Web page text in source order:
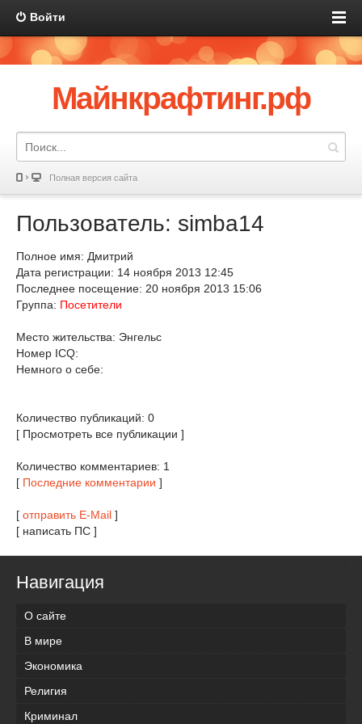
Войти
Майнкрафтинг.рф
Полная версия сайта
Пользователь: simba14
Полное имя: Дмитрий
Дата регистрации: 14 ноября 2013 12:45
Последнее посещение: 20 ноября 2013 15:06
Группа: Посетители
Место жительства: Энгельс
Номер ICQ:
Немного о себе:
Количество публикаций: 0
[ Просмотреть все публикации ]
Количество комментариев: 1
[ Последние комментарии ]
[ отправить E-Mail ]
[ написать ПС ]
Навигация
О сайте
В мире
Экономика
Религия
Криминал